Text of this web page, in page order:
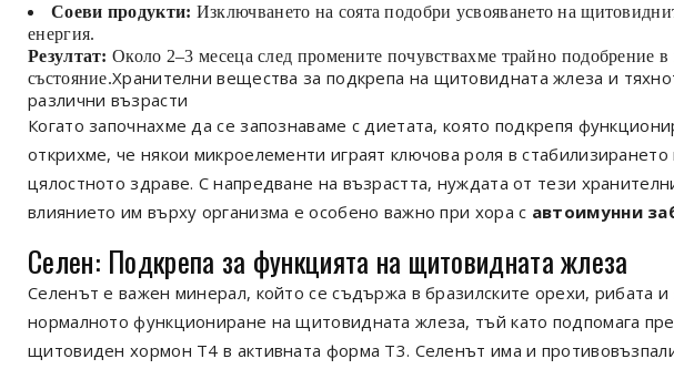
Соеви продукти: Изключването на соята подобри усвояването на
енергия.
Резултат: Около 2–3 месеца след промените почувствахме трайно подобрение
състояние.Хранителни вещества за подкрепа на щитовидната жлеза и
различни възрасти
Когато започнахме да се запознаваме с диетата, която подкрепя
открихме, че някои микроелементи играят ключова роля в
цялостното здраве. С напредване на възрастта, нуждата от тези
влиянието им върху организма е особено важно при хора с автоимунни
Селен: Подкрепа за функцията на щитовидната жлеза
Селенът е важен минерал, който се съдържа в бразилските орехи, рибата
нормалното функциониране на щитовидната жлеза, тъй като подпомага
щитовиден хормон Т4 в активната форма Т3. Селенът има и